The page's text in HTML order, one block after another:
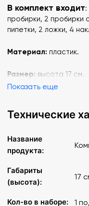
В комплект входит:
пробирки, 2 пробирки
пипетки, 2 ложки, 4
Материал: пластик.
Размер: высота 17 см.
Показать еще
Технические
Название
продукта:
Габариты
(высота):
17
Кол-во в наборе: 1